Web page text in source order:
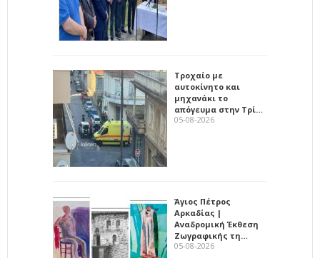
Τροχαίο με
αυτοκίνητο και
μηχανάκι το
απόγευμα στην Τρί…
05-08-2026
Άγιος Πέτρος
Αρκαδίας |
Αναδρομική Έκθεση
Ζωγραφικής τη…
05-08-2026